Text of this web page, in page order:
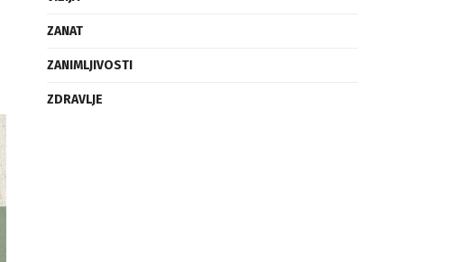
ZANAT
ZANIMLJIVOSTI
ZDRAVLJE